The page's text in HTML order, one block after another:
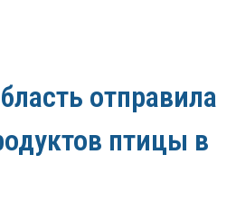
отправила
птицы в